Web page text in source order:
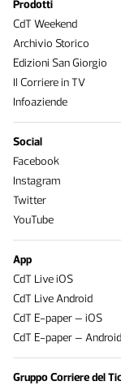
Prodotti
CdT Weekend
Archivio Storico
Edizioni San Giorgio
Il Corriere in TV
Infoaziende
Social
Facebook
Instagram
Twitter
YouTube
App
CdT Live iOS
CdT Live Android
CdT E-paper – iOS
CdT E-paper – Android
Gruppo Corriere del